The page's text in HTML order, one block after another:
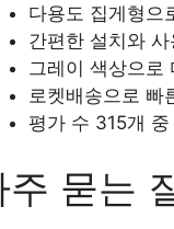
다용도 집게형으
간편한 설치와
그레이 색상으로
로켓배송으로 빠
평가 수 315개
주 묻는